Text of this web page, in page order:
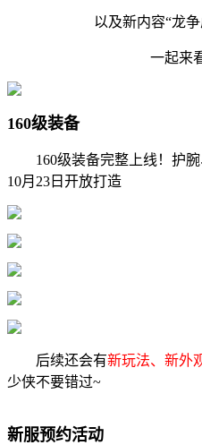
以及新内容“龙
一起来
160级装备
160级装备完整上线！护
10月23日开放打造
后续还会有新玩法、新外
少侠不要错过~
新服预约活动